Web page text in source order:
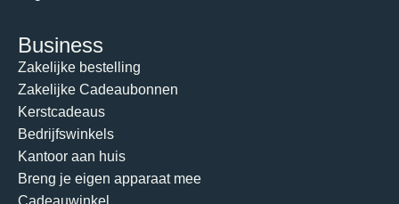
Business
Zakelijke bestelling
Zakelijke Cadeaubonnen
Kerstcadeaus
Bedrijfswinkels
Kantoor aan huis
Breng je eigen apparaat mee